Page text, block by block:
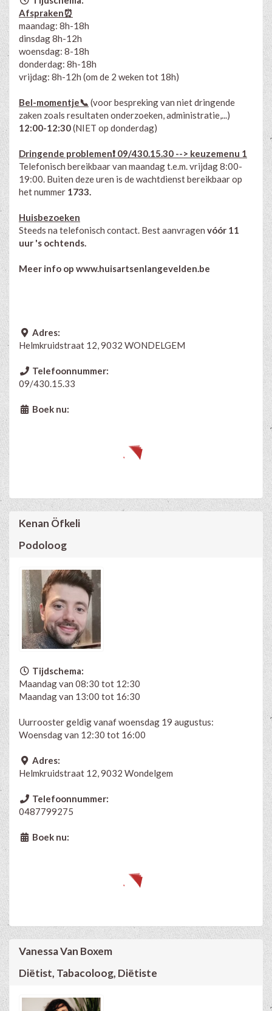
Afspraken⏰
maandag: 8h-18h
dinsdag 8h-12h
woensdag: 8-18h
donderdag: 8h-18h
vrijdag: 8h-12h (om de 2 weken tot 18h)
Bel-momentje📞 (voorbespreking van niet dringende
zaken zoals resultaten onderzoeken, administratie,...)
12:00-12:30(NIET op donderdag)
Dringende problemen❗ 09/430.15.30 --> keuzemenu 1
Telefonisch bereikbaar van maandag t.e.m. vrijdag 8:00-
19:00. Buiten deze uren is de wachtdienst bereikbaar op
het nummer 1733.
Huisbezoeken
Steeds na telefonisch contact. Best aanvragen vóór 11
uur 's ochtends.
Meer info op www.huisartsenlangevelden.be
Adres:
Helmkruidstraat 12, 9032 WONDELGEM
Telefoonnummer:
09/430.15.33
Boek nu:
Kenan Öfkeli
Podoloog
Tijdschema:
Maandag van 08:30 tot 12:30
Maandag van 13:00 tot 16:30
Uurrooster geldig vanaf woensdag 19 augustus:
Woensdag van 12:30 tot 16:00
Adres:
Helmkruidstraat 12, 9032 Wondelgem
Telefoonnummer:
0487799275
Boek nu:
Vanessa Van Boxem
Diëtist, Tabacoloog, Diëtiste